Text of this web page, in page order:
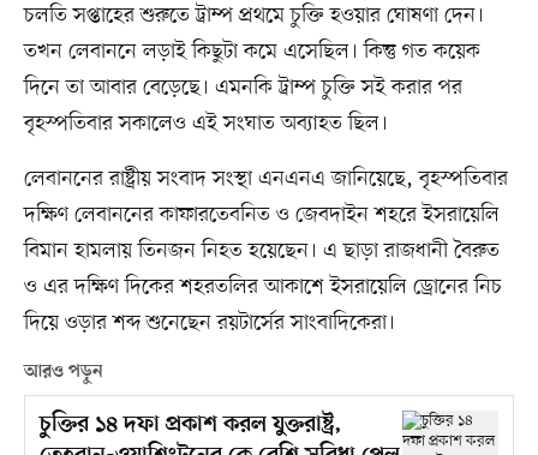
চলতি সপ্তাহের শুরুতে ট্রাম্প প্রথমে চুক্তি হওয়ার ঘোষণা দেন।
তখন লেবাননে লড়াই কিছুটা কমে এসেছিল। কিন্তু গত কয়েক
দিনে তা আবার বেড়েছে। এমনকি ট্রাম্প চুক্তি সই করার পর
বৃহস্পতিবার সকালেও এই সংঘাত অব্যাহত ছিল।
লেবাননের রাষ্ট্রীয় সংবাদ সংস্থা এনএনএ জানিয়েছে, বৃহস্পতিবার
দক্ষিণ লেবাননের কাফারতেবনিত ও জেবদাইন শহরে ইসরায়েলি
বিমান হামলায় তিনজন নিহত হয়েছেন। এ ছাড়া রাজধানী বৈরুত
ও এর দক্ষিণ দিকের শহরতলির আকাশে ইসরায়েলি ড্রোনের নিচ
দিয়ে ওড়ার শব্দ শুনেছেন রয়টার্সের সাংবাদিকেরা।
আরও পড়ুন
চুক্তির ১৪ দফা প্রকাশ করল যুক্তরাষ্ট্র,